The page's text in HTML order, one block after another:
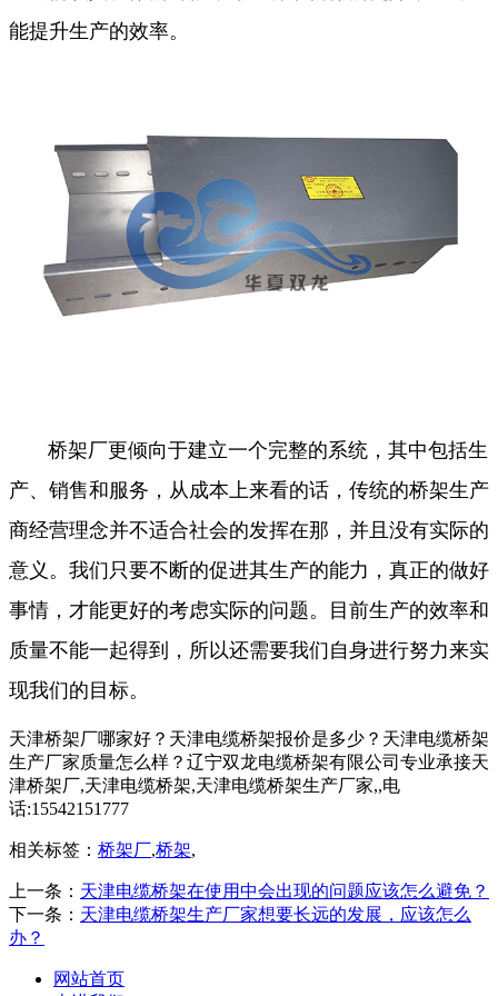
能提升生产的效率。
桥架厂更倾向于建立一个完整的系统，其中包括生
产、销售和服务，从成本上来看的话，传统的桥架生产
商经营理念并不适合社会的发挥在那，并且没有实际的
意义。我们只要不断的促进其生产的能力，真正的做好
事情，才能更好的考虑实际的问题。目前生产的效率和
质量不能一起得到，所以还需要我们自身进行努力来实
现我们的目标。
天津桥架厂哪家好？天津电缆桥架报价是多少？天津电缆桥架
生产厂家质量怎么样？辽宁双龙电缆桥架有限公司专业承接天
津桥架厂,天津电缆桥架,天津电缆桥架生产厂家,,电
话:15542151777
相关标签： 桥架厂,桥架,
上一条： 天津电缆桥架在使用中会出现的问题应该怎么避免？
下一条： 天津电缆桥架生产厂家想要长远的发展，应该怎么
办？
网站首页